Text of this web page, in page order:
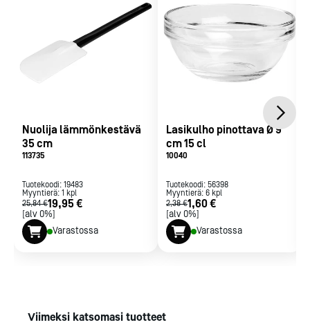
Nuolija lämmönkestävä
35 cm
113735
Tuotekoodi: 19483
Myyntierä: 1 kpl
25,84 €19,95 €
[alv 0%]
Varastossa
Lasikulho pinottava Ø 9
cm 15 cl
10040
Tuotekoodi: 56398
Myyntierä: 6 kpl
2,38 €1,60 €
[alv 0%]
Varastossa
Viimeksi katsomasi tuotteet